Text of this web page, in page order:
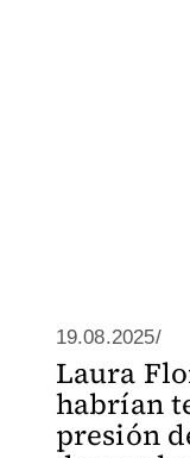
19.08.2025/
Laura
habrían
presión